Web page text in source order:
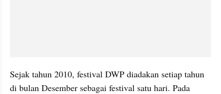
Sejak tahun 2010, festival DWP diadakan setiap tahun
di bulan Desember sebagai festival satu hari. Pada